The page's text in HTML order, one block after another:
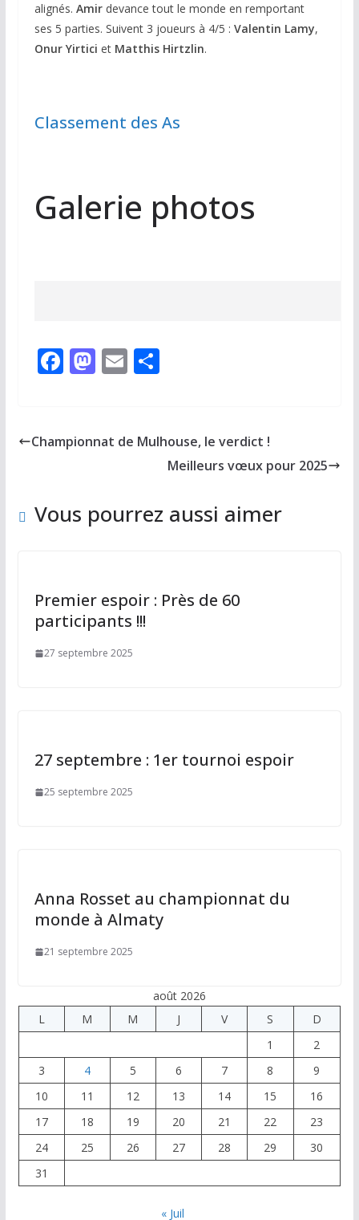
alignés. Amirdevance tout le monde en remportant
ses 5 parties. Suivent 3 joueurs à 4/5 : Valentin Lamy,
Onur Yirtici etMatthis Hirtzlin.
Classement des As
Galerie photos
F
b
k
M
d
E
l
P
g
er
Championnat de Mulhouse, le verdict !
Meilleurs vœux pour 2025
Vous pourrez aussi aimer
Premier espoir : Près de 60
participants !!!
27 septembre 2025
27 septembre : 1er tournoi espoir
25 septembre 2025
Anna Rosset au championnat du
monde à Almaty
21 septembre 2025
août 2026
L
M M J V S
D
1
2
3
4 5 6 7 8
9
10
11 12 13 14 15
16
17
18 19 20 21 22
23
24
25 26 27 28 29
30
31
« Juil